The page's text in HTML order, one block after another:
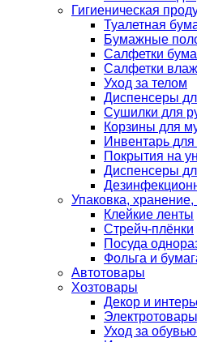
Гигиеническая
Туалетная
Бумажные
Салфетки
Салфетки
Уход за телом
Диспенсеры
Сушилки для
Корзины для
Инвентарь для
Покрытия на
Диспенсеры
Упаковка, хранение,
Клейкие ленты
Стрейч-плёнки
Посуда
Фольга и
Автотовары
Хозтовары
Декор и
Уход за